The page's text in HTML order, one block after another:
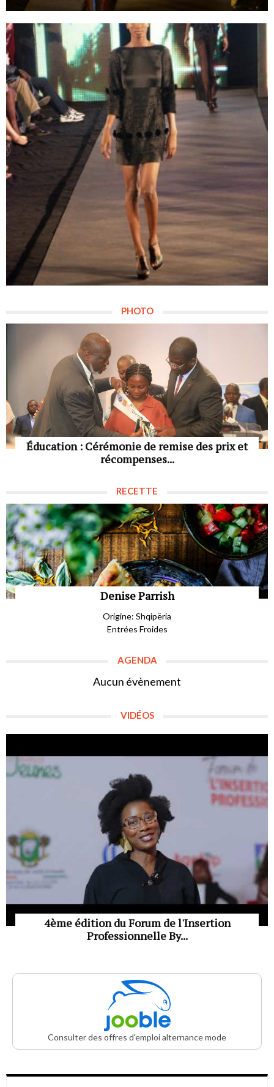
PHOTO
Éducation : Cérémonie de remise des prix et
récompenses...
RECETTE
Denise Parrish
Origine: Shqipëria
Entrées Froides
AGENDA
Aucun évènement
VIDÉOS
4ème édition du Forum de l'Insertion
Professionnelle By...
Consulter des offres d'emploi alternance mode